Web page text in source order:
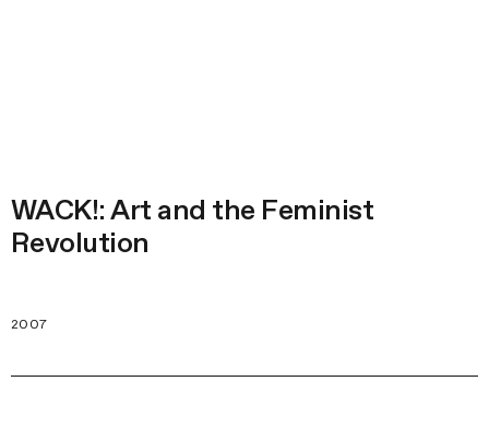
WACK!: Art and the Feminist
Revolution
2007